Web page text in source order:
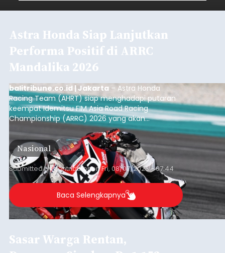
Astra Honda Siap Lanjutkan
Performa Positif di ARRC
Mandalika 2026
balitribune.co.id | Jakarta – Astra Honda
Racing Team (AHRT) siap menghadapi putaran
keempat Idemitsu FIM Asia Road Racing
Championship (ARRC) 2026 yang akan
berlangsung di Pertamina Mandalika
International Circuit, Lombok, Nusa Tenggara
Barat, pada 7–9 Agustus 2026.
Nasional
Submitted bycontributoronFri, 08/07/2026 - 07:44
Baca Selengkapnya
Sasar Warga Rentan,